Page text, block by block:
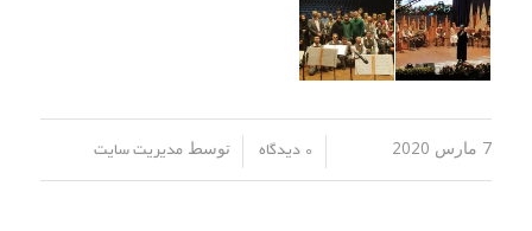
7 مارس 2020 / 0 دیدگاه توسط مدیریت سایت